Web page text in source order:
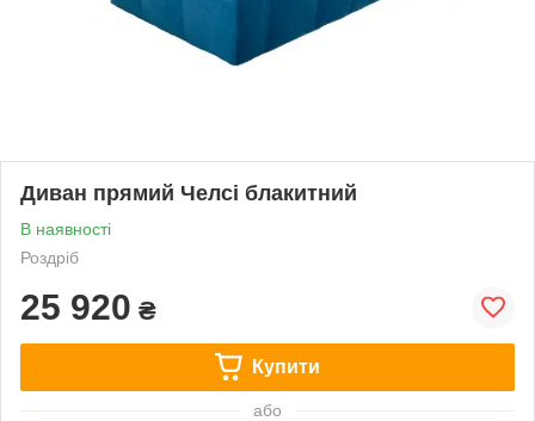
Диван прямий Челсі блакитний
В наявності
Роздріб
25 920 ₴
Купити
або